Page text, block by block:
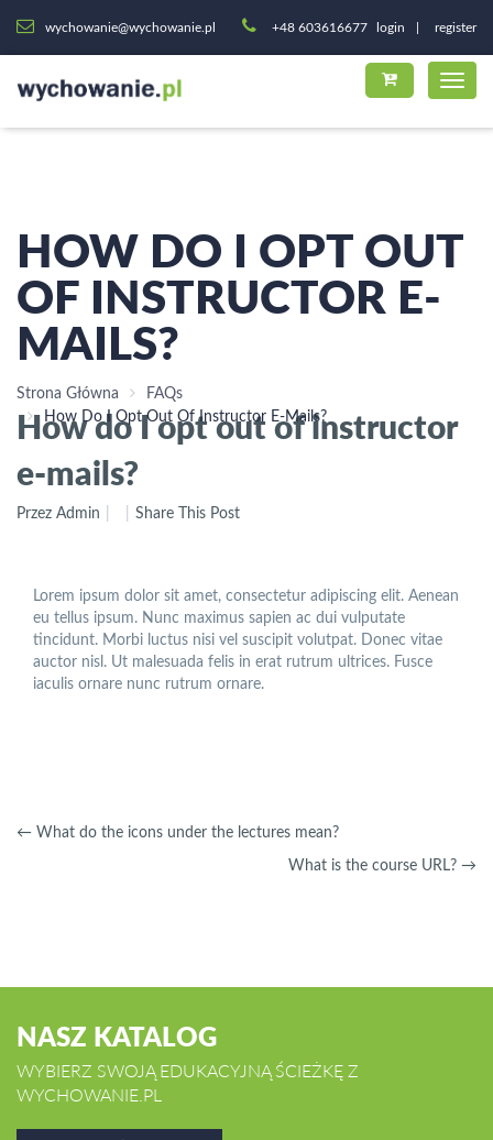
wychowanie@wychowanie.pl +48 603616677 login register
HOW DO I OPT OUT
OF INSTRUCTOR E-
MAILS?
Strona Główna
FAQs
How Do I Opt Out Of Instructor E-Mails?
How do I opt out of instructor
e-mails?
Przez Admin Share This Post
Lorem ipsum dolor sit amet, consectetur adipiscing elit. Aenean
eu tellus ipsum. Nunc maximus sapien ac dui vulputate
tincidunt. Morbi luctus nisi vel suscipit volutpat. Donec vitae
auctor nisl. Ut malesuada felis in erat rutrum ultrices. Fusce
iaculis ornare nunc rutrum ornare.
← What do the icons under the lectures mean?
What is the course URL? →
NASZ KATALOG
WYBIERZ SWOJĄ EDUKACYJNĄ ŚCIEŻKĘ Z
WYCHOWANIE.PL